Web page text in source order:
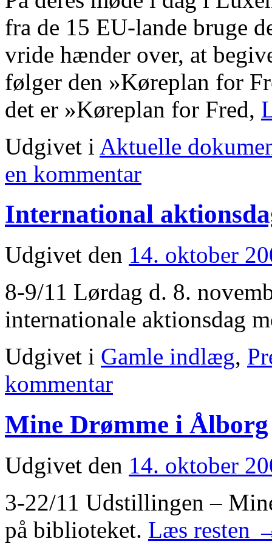
fra de 15 EU-lande bruge
vride hænder over, at
følger den »Køreplan for
det er »Køreplan for Fred,
Udgivet i Aktuelle
en kommentar
International
Udgivet den 14. oktober
8-9/11 Lørdag d. 8.
internationale aktionsdag
Udgivet i Gamle indlæg,
kommentar
Mine Drømme i Ålborg
Udgivet den 14. oktober
3-22/11 Udstillingen –
på biblioteket. Læs resten